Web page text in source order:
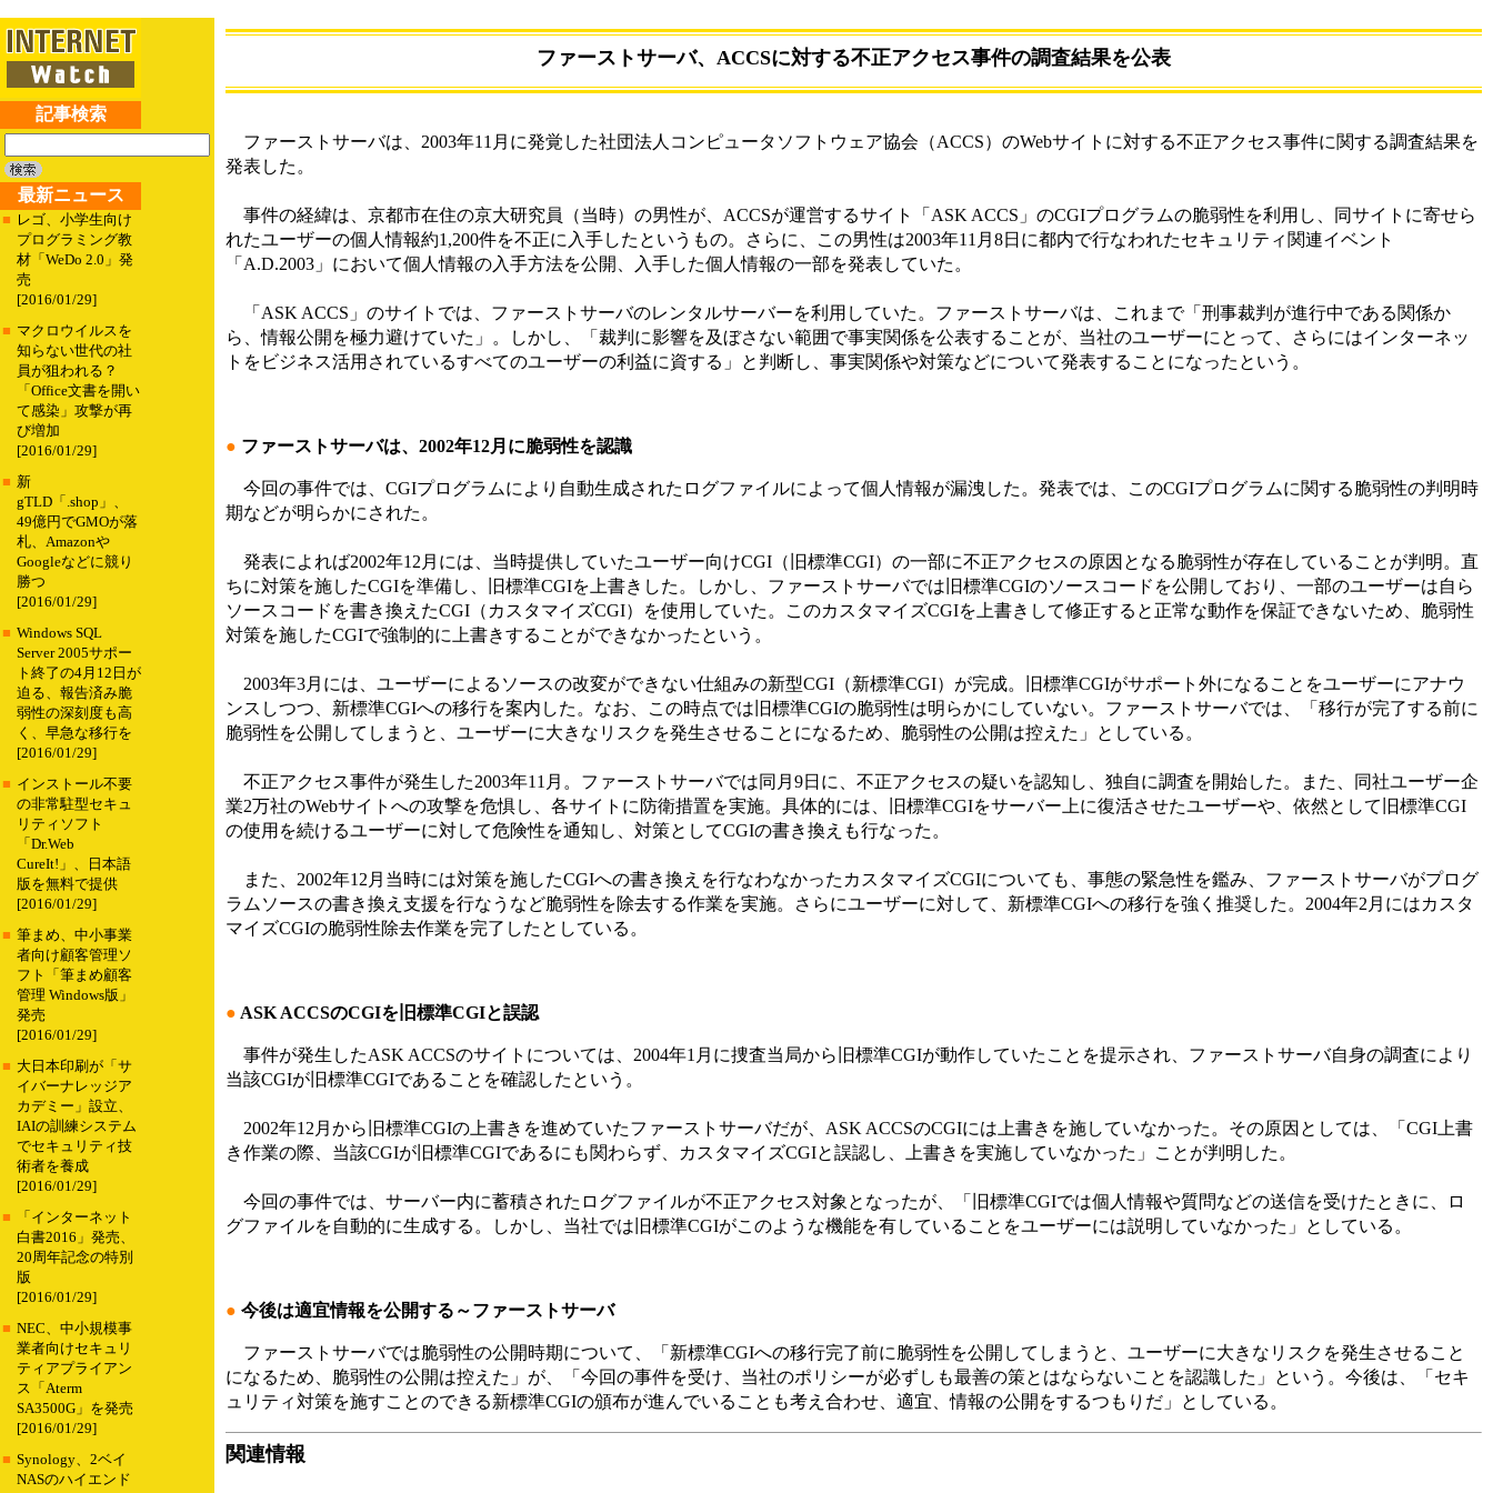
記事検索
最新ニュース
■ レゴ、小学生向け
プログラミング教
材「WeDo 2.0」発
売
[2016/01/29]
■ マクロウイルスを
知らない世代の社
員が狙われる？
「Office文書を開い
て感染」攻撃が再
び増加
[2016/01/29]
■ 新
gTLD「.shop」、
49億円でGMOが落
札、Amazonや
Googleなどに競り
勝つ
[2016/01/29]
■ Windows SQL
Server 2005サポー
ト終了の4月12日が
迫る、報告済み脆
弱性の深刻度も高
く、早急な移行を
[2016/01/29]
■ インストール不要
の非常駐型セキュ
リティソフト
「Dr.Web
CureIt!」、日本語
版を無料で提供
[2016/01/29]
■ 筆まめ、中小事業
者向け顧客管理ソ
フト「筆まめ顧客
管理 Windows版」
発売
[2016/01/29]
■ 大日本印刷が「サ
イバーナレッジア
カデミー」設立、
IAIの訓練システム
でセキュリティ技
術者を養成
[2016/01/29]
■
「インターネット
白書2016」発売、
20周年記念の特別
版
[2016/01/29]
■ NEC、中小規模事
業者向けセキュリ
ティアプライアン
ス「Aterm
SA3500G」を発売
[2016/01/29]
■ Synology、2ベイ
NASのハイエンド
ファーストサーバ、ACCSに対する不正アクセス事件の調査結果を公表
ファーストサーバは、2003年11月に発覚した社団法人コンピュータソフトウェア協会（ACCS）のWebサイトに対する不正アクセス事件に関する調査結果を
発表した。
事件の経緯は、京都市在住の京大研究員（当時）の男性が、ACCSが運営するサイト「ASK ACCS」のCGIプログラムの脆弱性を利用し、同サイトに寄せら
れたユーザーの個人情報約1,200件を不正に入手したというもの。さらに、この男性は2003年11月8日に都内で行なわれたセキュリティ関連イベント
「A.D.2003」において個人情報の入手方法を公開、入手した個人情報の一部を発表していた。
「ASK ACCS」のサイトでは、ファーストサーバのレンタルサーバーを利用していた。ファーストサーバは、これまで「刑事裁判が進行中である関係か
ら、情報公開を極力避けていた」。しかし、「裁判に影響を及ぼさない範囲で事実関係を公表することが、当社のユーザーにとって、さらにはインターネッ
トをビジネス活用されているすべてのユーザーの利益に資する」と判断し、事実関係や対策などについて発表することになったという。
● ファーストサーバは、2002年12月に脆弱性を認識
今回の事件では、CGIプログラムにより自動生成されたログファイルによって個人情報が漏洩した。発表では、このCGIプログラムに関する脆弱性の判明時
期などが明らかにされた。
発表によれば2002年12月には、当時提供していたユーザー向けCGI（旧標準CGI）の一部に不正アクセスの原因となる脆弱性が存在していることが判明。直
ちに対策を施したCGIを準備し、旧標準CGIを上書きした。しかし、ファーストサーバでは旧標準CGIのソースコードを公開しており、一部のユーザーは自ら
ソースコードを書き換えたCGI（カスタマイズCGI）を使用していた。このカスタマイズCGIを上書きして修正すると正常な動作を保証できないため、脆弱性
対策を施したCGIで強制的に上書きすることができなかったという。
2003年3月には、ユーザーによるソースの改変ができない仕組みの新型CGI（新標準CGI）が完成。旧標準CGIがサポート外になることをユーザーにアナウ
ンスしつつ、新標準CGIへの移行を案内した。なお、この時点では旧標準CGIの脆弱性は明らかにしていない。ファーストサーバでは、「移行が完了する前に
脆弱性を公開してしまうと、ユーザーに大きなリスクを発生させることになるため、脆弱性の公開は控えた」としている。
不正アクセス事件が発生した2003年11月。ファーストサーバでは同月9日に、不正アクセスの疑いを認知し、独自に調査を開始した。また、同社ユーザー企
業2万社のWebサイトへの攻撃を危惧し、各サイトに防衛措置を実施。具体的には、旧標準CGIをサーバー上に復活させたユーザーや、依然として旧標準CGI
の使用を続けるユーザーに対して危険性を通知し、対策としてCGIの書き換えも行なった。
また、2002年12月当時には対策を施したCGIへの書き換えを行なわなかったカスタマイズCGIについても、事態の緊急性を鑑み、ファーストサーバがプログ
ラムソースの書き換え支援を行なうなど脆弱性を除去する作業を実施。さらにユーザーに対して、新標準CGIへの移行を強く推奨した。2004年2月にはカスタ
マイズCGIの脆弱性除去作業を完了したとしている。
● ASK ACCSのCGIを旧標準CGIと誤認
事件が発生したASK ACCSのサイトについては、2004年1月に捜査当局から旧標準CGIが動作していたことを提示され、ファーストサーバ自身の調査により
当該CGIが旧標準CGIであることを確認したという。
2002年12月から旧標準CGIの上書きを進めていたファーストサーバだが、ASK ACCSのCGIには上書きを施していなかった。その原因としては、「CGI上書
き作業の際、当該CGIが旧標準CGIであるにも関わらず、カスタマイズCGIと誤認し、上書きを実施していなかった」ことが判明した。
今回の事件では、サーバー内に蓄積されたログファイルが不正アクセス対象となったが、「旧標準CGIでは個人情報や質問などの送信を受けたときに、ロ
グファイルを自動的に生成する。しかし、当社では旧標準CGIがこのような機能を有していることをユーザーには説明していなかった」としている。
● 今後は適宜情報を公開する～ファーストサーバ
ファーストサーバでは脆弱性の公開時期について、「新標準CGIへの移行完了前に脆弱性を公開してしまうと、ユーザーに大きなリスクを発生させること
になるため、脆弱性の公開は控えた」が、「今回の事件を受け、当社のポリシーが必ずしも最善の策とはならないことを認識した」という。今後は、「セキ
ュリティ対策を施すことのできる新標準CGIの頒布が進んでいることも考え合わせ、適宜、情報の公開をするつもりだ」としている。
関連情報